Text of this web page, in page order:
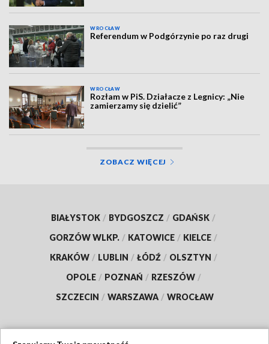
WROCŁAW
Referendum w Podgórzynie po raz drugi
WROCŁAW
Rozłam w PiS. Działacze z Legnicy: „Nie
zamierzamy się dzielić”
ZOBACZ WIĘCEJ
BIAŁYSTOK / BYDGOSZCZ / GDAŃSK /
GORZÓW WLKP. / KATOWICE / KIELCE /
KRAKÓW / LUBLIN / ŁÓDŹ / OLSZTYN /
OPOLE / POZNAŃ / RZESZÓW /
SZCZECIN / WARSZAWA / WROCŁAW